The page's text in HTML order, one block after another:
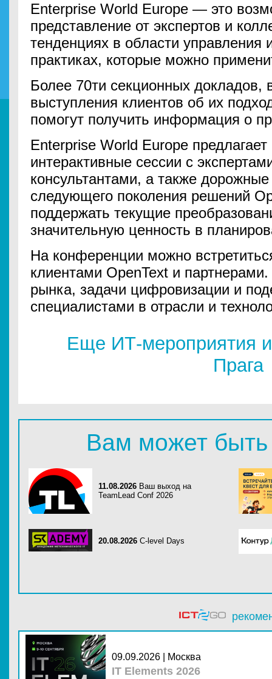
Enterprise World Europe — это
представление от экспертов и
тенденциях в области
практиках, которые можно
Более 70ти секционных докладов,
выступления клиентов об их
помогут получить информация о
Enterprise World Europe
интерактивные сессии с
консультантами, а также
следующего поколения решений
поддержать текущие
значительную ценность в
На конференции можно
клиентами OpenText и
рынка, задачи цифровизации и
специалистами в отрасли и
Еще ИТ-мероприятия
Прага
Вам может быть
11.08.2026 Ваш выход на
TeamLead Conf 2026
20.08.2026 C-level Days
09.09.2026 | Москва
IT Elements 2026